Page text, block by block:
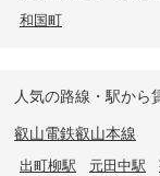
和国町
人気の路線・駅から
叡山電鉄叡山本線
出町柳駅 元田中駅